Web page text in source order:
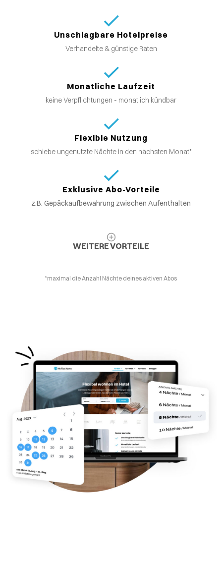
Unschlagbare Hotelpreise
Verhandelte & günstige Raten
Monatliche Laufzeit
keine Verpflichtungen - monatlich kündbar
Flexible Nutzung
schiebe ungenutzte Nächte in den nächsten Monat*
Exklusive Abo-Vorteile
z.B. Gepäckaufbewahrung zwischen Aufenthalten
WEITERE VORTEILE
*maximal die Anzahl Nächte deines aktiven Abos